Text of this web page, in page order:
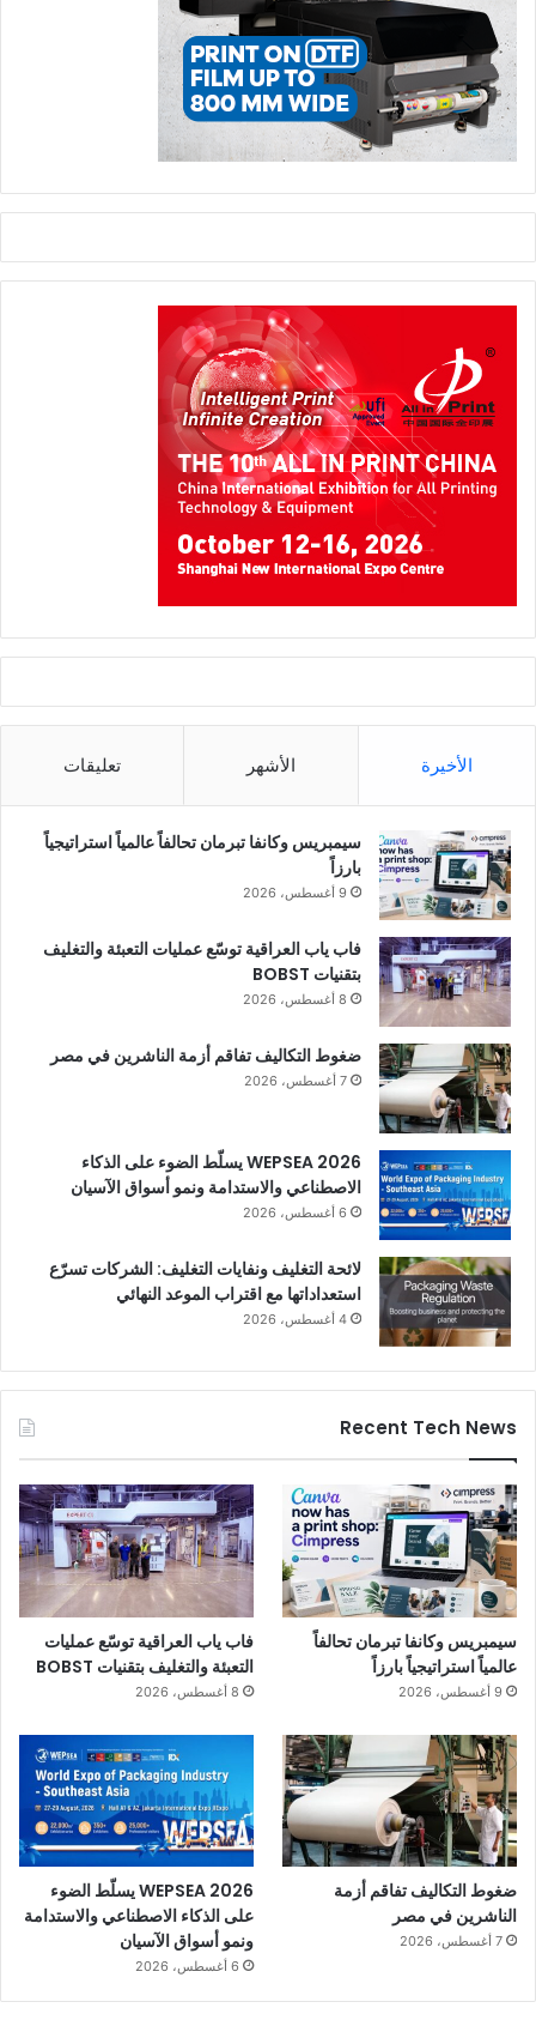
الأخيرة الأشهر تعليقات
سيمبريس وكانفا تبرمان تحالفاً عالمياً استراتيجياً
بارزاً
9 أغسطس، 2026
فاب ياب العراقية توسّع عمليات التعبئة والتغليف
بتقنيات BOBST
8 أغسطس، 2026
ضغوط التكاليف تفاقم أزمة الناشرين في مصر
7 أغسطس، 2026
WEPSEA 2026 يسلّط الضوء على الذكاء
الاصطناعي والاستدامة ونمو أسواق الآسيان
6 أغسطس، 2026
لائحة التغليف ونفايات التغليف: الشركات تسرّع
استعداداتها مع اقتراب الموعد النهائي
4 أغسطس، 2026
Recent Tech News
سيمبريس وكانفا تبرمان تحالفاً
عالمياً استراتيجياً بارزاً
9 أغسطس، 2026
فاب ياب العراقية توسّع عمليات
التعبئة والتغليف بتقنيات BOBST
8 أغسطس، 2026
ضغوط التكاليف تفاقم أزمة
الناشرين في مصر
7 أغسطس، 2026
WEPSEA 2026 يسلّط الضوء
على الذكاء الاصطناعي والاستدامة
ونمو أسواق الآسيان
6 أغسطس، 2026